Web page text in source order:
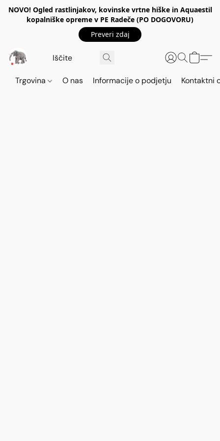
NOVO! Ogled rastlinjakov, kovinske vrtne hiške in Aquaestil
kopalniške opreme v PE Radeče (PO DOGOVORU)
Preveri zdaj
Trgovina O nas Informacije o podjetju Kontaktni